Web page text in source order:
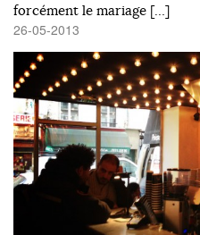
forcément le mariage […]
26-05-2013